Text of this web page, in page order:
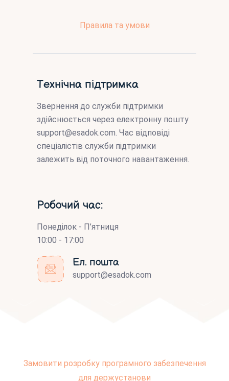
Правила та умови
Технічна підтримка
Звернення до служби підтримки
здійснюється через електронну пошту
support@esadok.com. Час відповіді
спеціалістів служби підтримки
залежить від поточного навантаження.
Робочий час:
Понеділок - П’ятниця
10:00 - 17:00
Ел. пошта
support@esadok.com
Замовити розробку програмного забезпечення
для держустанови